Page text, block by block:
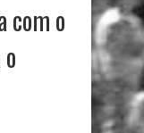
com o